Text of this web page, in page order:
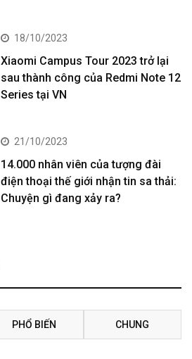
18/10/2023
Xiaomi Campus Tour 2023 trở lại
sau thành công của Redmi Note 12
Series tại VN
21/10/2023
14.000 nhân viên của tượng đài
điện thoại thế giới nhận tin sa thải:
Chuyện gì đang xảy ra?
PHỔ BIẾN CHUNG